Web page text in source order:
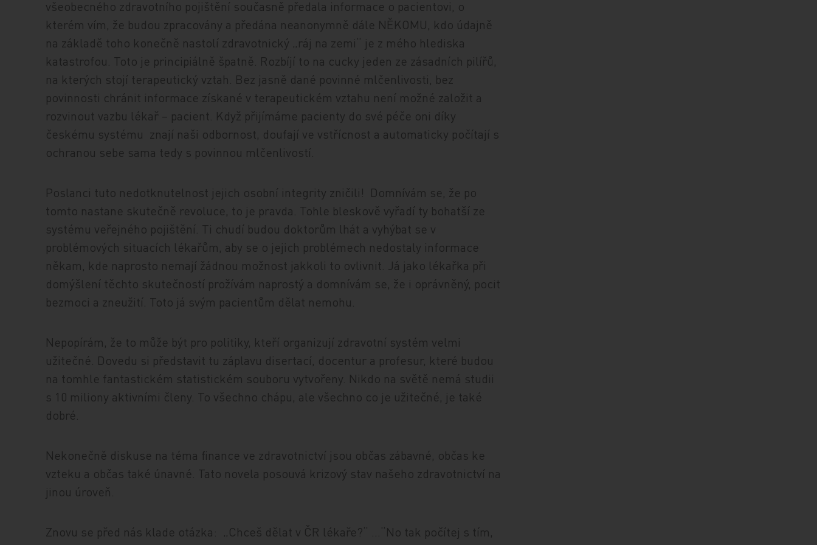
všeobecného zdravotního pojištění současně předala informace o pacientovi, o
kterém vím, že budou zpracovány a předána neanonymně dále NĚKOMU, kdo údajně
na základě toho konečně nastolí zdravotnický „ráj na zemi“ je z mého hlediska
katastrofou. Toto je principiálně špatně. Rozbíjí to na cucky jeden ze zásadních pilířů,
na kterých stojí terapeutický vztah. Bez jasně dané povinné mlčenlivosti, bez
povinnosti chránit informace získané v terapeutickém vztahu není možné založit a
rozvinout vazbu lékař – pacient. Když přijímáme pacienty do své péče oni díky
českému systému znají naši odbornost, doufají ve vstřícnost a automaticky počítají s
ochranou sebe sama tedy s povinnou mlčenlivostí.
Poslanci tuto nedotknutelnost jejich osobní integrity zničili! Domnívám se, že po
tomto nastane skutečně revoluce, to je pravda. Tohle bleskově vyřadí ty bohatší ze
systému veřejného pojištění. Ti chudí budou doktorům lhát a vyhýbat se v
problémových situacích lékařům, aby se o jejich problémech nedostaly informace
někam, kde naprosto nemají žádnou možnost jakkoli to ovlivnit. Já jako lékařka při
domýšlení těchto skutečností prožívám naprostý a domnívám se, že i oprávněný, pocit
bezmoci a zneužití. Toto já svým pacientům dělat nemohu.
Nepopírám, že to může být pro politiky, kteří organizují zdravotní systém velmi
užitečné. Dovedu si představit tu záplavu disertací, docentur a profesur, které budou
na tomhle fantastickém statistickém souboru vytvořeny. Nikdo na světě nemá studii
s 10 miliony aktivními členy. To všechno chápu, ale všechno co je užitečné, je také
dobré.
Nekonečně diskuse na téma finance ve zdravotnictví jsou občas zábavné, občas ke
vzteku a občas také únavné. Tato novela posouvá krizový stav našeho zdravotnictví na
jinou úroveň.
Znovu se před nás klade otázka: „Chceš dělat v ČR lékaře?“ …“No tak počítej s tím,